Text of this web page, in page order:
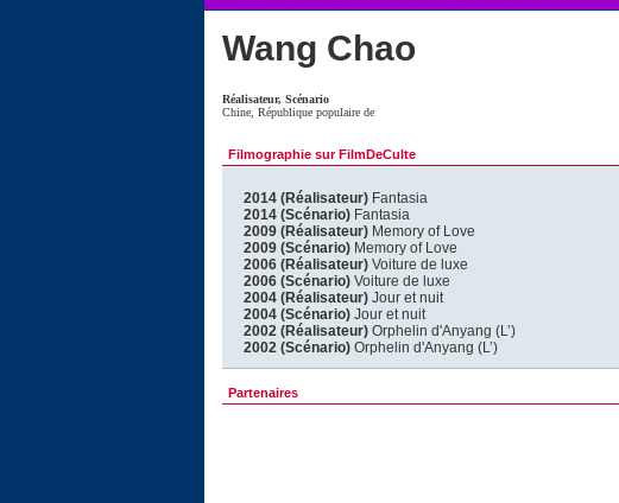
Wang Chao
Réalisateur, Scénario
Chine, République populaire de
Filmographie sur FilmDeCulte
2014 (Réalisateur) Fantasia
2014 (Scénario) Fantasia
2009 (Réalisateur) Memory of Love
2009 (Scénario) Memory of Love
2006 (Réalisateur) Voiture de luxe
2006 (Scénario) Voiture de luxe
2004 (Réalisateur) Jour et nuit
2004 (Scénario) Jour et nuit
2002 (Réalisateur) Orphelin d'Anyang (L’)
2002 (Scénario) Orphelin d'Anyang (L’)
Partenaires